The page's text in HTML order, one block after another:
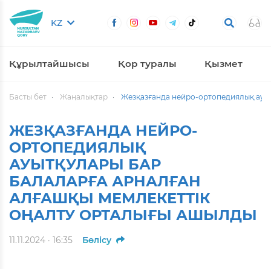
KZ
Құрылтайшысы Қор туралы Қызмет
Басты бет Жаңалықтар Жезқазғанда нейро-ортопедиялық
ЖЕЗҚАЗҒАНДА НЕЙРО-
ОРТОПЕДИЯЛЫҚ
АУЫТҚУЛАРЫ БАР
БАЛАЛАРҒА АРНАЛҒАН
АЛҒАШҚЫ МЕМЛЕКЕТТІК
ОҢАЛТУ ОРТАЛЫҒЫ АШЫЛДЫ
11.11.2024 · 16:35 Бөлісу